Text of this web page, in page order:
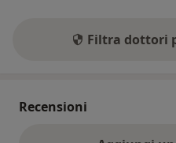
Filtra dottori
Recensioni